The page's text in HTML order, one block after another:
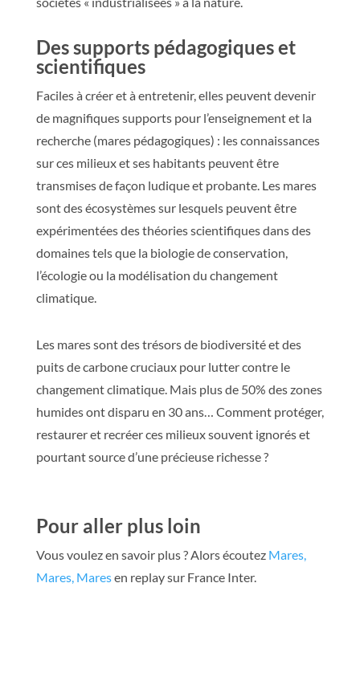
Des supports pédagogiques et
scientifiques
Faciles à créer et à entretenir, elles peuvent devenir
de magnifiques supports pour l’enseignement et la
recherche (mares pédagogiques) : les connaissances
sur ces milieux et ses habitants peuvent être
transmises de façon ludique et probante. Les mares
sont des écosystèmes sur lesquels peuvent être
expérimentées des théories scientifiques dans des
domaines tels que la biologie de conservation,
l’écologie ou la modélisation du changement
climatique.
Les mares sont des trésors de biodiversité et des
puits de carbone cruciaux pour lutter contre le
changement climatique. Mais plus de 50% des zones
humides ont disparu en 30 ans… Comment protéger,
restaurer et recréer ces milieux souvent ignorés et
pourtant source d’une précieuse richesse ?
Pour aller plus loin
Vous voulez en savoir plus ? Alors écoutez Mares,
Mares, Maresen replay sur France Inter.